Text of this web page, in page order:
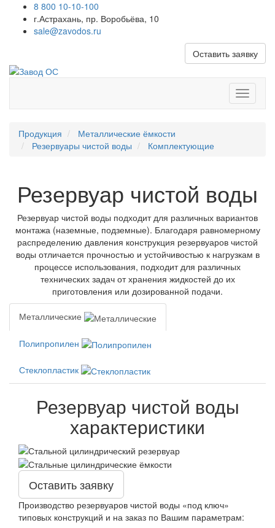
8 800 10-10-100
г.Астрахань, пр. Воробьёва, 10
sale@zavodos.ru
Оставить заявку
меню
Продукция
Металлические ёмкости
Резервуары чистой воды
Комплектующие
Резервуар чистой воды
Резервуар чистой воды подходит для различных вариантов
монтажа (наземные, подземные). Благодаря равномерному
распределению давления конструкция резервуаров чистой
воды отличается прочностью и устойчивостью к нагрузкам в
процессе использования, подходит для различных
технических задач от хранения жидкостей до их
приготовления или дозированной подачи.
Металлические
Полипропилен
Стеклопластик
Резервуар чистой воды
характеристики
Оставить заявку
Производство резервуаров чистой воды «под ключ»
типовых конструкций и на заказ по Вашим параметрам: